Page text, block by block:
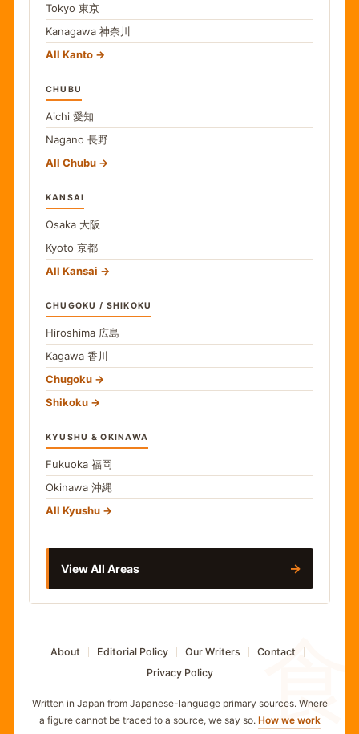
食
Tokyo 東京
Kanagawa 神奈川
All Kanto
CHUBU
Aichi 愛知
Nagano 長野
All Chubu
KANSAI
Osaka 大阪
Kyoto 京都
All Kansai
CHUGOKU / SHIKOKU
Hiroshima 広島
Kagawa 香川
Chugoku
Shikoku
KYUSHU & OKINAWA
Fukuoka 福岡
Okinawa 沖縄
All Kyushu
View All Areas →
About Editorial Policy Our Writers
Contact
Privacy Policy
Written in Japan from Japanese-language primary sources. Where
a figure cannot be traced to a source, we say so. How we work